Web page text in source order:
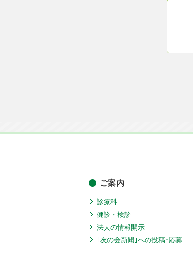
ご案内
診療科
健診・検診
法人の情報開示
｢友の会新聞｣への投稿･応募